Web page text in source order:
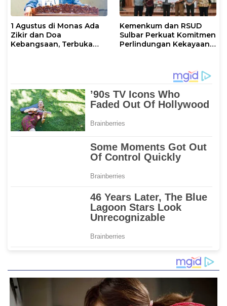
1 Agustus di Monas Ada
Zikir dan Doa
Kebangsaan, Terbuka
Kemenkum dan RSUD
Sulbar Perkuat Komitmen
Perlindungan Kekayaan